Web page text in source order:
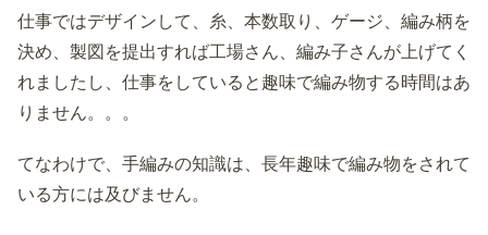
仕事ではデザインして、糸、本数取り、ゲージ、編み柄を
決め、製図を提出すれば工場さん、編み子さんが上げてく
れましたし、仕事をしていると趣味で編み物する時間はあ
りません。。。
てなわけで、手編みの知識は、長年趣味で編み物をされて
いる方には及びません。